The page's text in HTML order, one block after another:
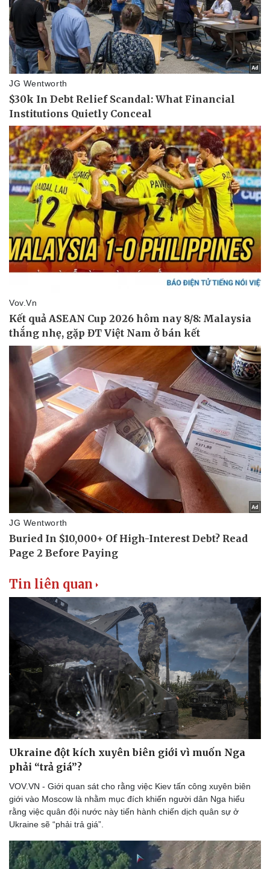
Thể thao
Bóng đá
Lịch thi đấu bóng đá
Thế giới thể thao
eSports
Hậu trường
Ô tô - Xe máy
Xe máy
Tư vấn
Tin liên quan
Ukraine đột kích xuyên biên giới vì muốn Nga
phải “trả giá”?
VOV.VN - Giới quan sát cho rằng việc Kiev tấn công xuyên biên
giới vào Moscow là nhằm mục đích khiến người dân Nga hiểu
rằng việc quân đội nước này tiến hành chiến dịch quân sự ở
Ukraine sẽ “phải trả giá”.